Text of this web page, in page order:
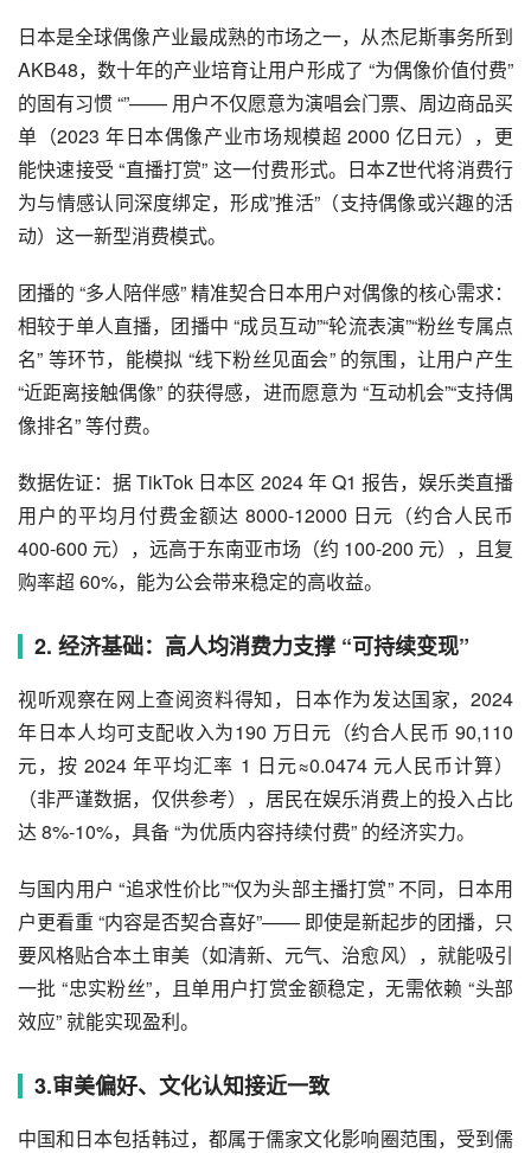
日本是全球偶像产业最成熟的市场之一，从杰尼斯事务所到
AKB48，数十年的产业培育让用户形成了 “为偶像价值付费”
的固有习惯 “”—— 用户不仅愿意为演唱会门票、周边商品买
单（2023 年日本偶像产业市场规模超 2000 亿日元），更
能快速接受 “直播打赏” 这一付费形式。日本Z世代将消费行
为与情感认同深度绑定，形成”推活”（支持偶像或兴趣的活
动）这一新型消费模式。
团播的 “多人陪伴感” 精准契合日本用户对偶像的核心需求：
相较于单人直播，团播中 “成员互动”“轮流表演”“粉丝专属点
名” 等环节，能模拟 “线下粉丝见面会” 的氛围，让用户产生
“近距离接触偶像” 的获得感，进而愿意为 “互动机会”“支持偶
像排名” 等付费。
数据佐证：据 TikTok 日本区 2024 年 Q1 报告，娱乐类直播
用户的平均月付费金额达 8000-12000 日元（约合人民币
400-600 元），远高于东南亚市场（约 100-200 元），且复
购率超 60%，能为公会带来稳定的高收益。
2. 经济基础：高人均消费力支撑 “可持续变现”
视听观察在网上查阅资料得知，日本作为发达国家，2024
年日本人均可支配收入为190 万日元（约合人民币 90,110
元，按 2024 年平均汇率 1 日元≈0.0474 元人民币计算）
（非严谨数据，仅供参考），居民在娱乐消费上的投入占比
达 8%-10%，具备 “为优质内容持续付费” 的经济实力。
与国内用户 “追求性价比”“仅为头部主播打赏” 不同，日本用
户更看重 “内容是否契合喜好”—— 即使是新起步的团播，只
要风格贴合本土审美（如清新、元气、治愈风），就能吸引
一批 “忠实粉丝”，且单用户打赏金额稳定，无需依赖 “头部
效应” 就能实现盈利。
3.审美偏好、文化认知接近一致
中国和日本包括韩过，都属于儒家文化影响圈范围，受到儒